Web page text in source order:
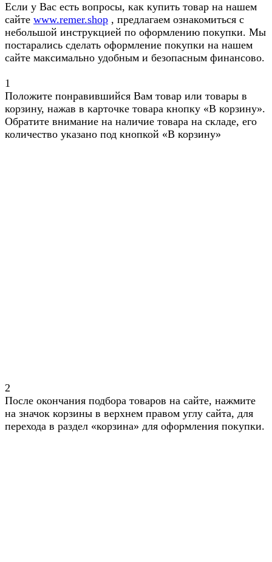
Если у Вас есть вопросы, как купить товар на нашем
сайте www.remer.shop , предлагаем ознакомиться с
небольшой инструкцией по оформлению покупки. Мы
постарались сделать оформление покупки на нашем
сайте максимально удобным и безопасным финансово.
1
Положите понравившийся Вам товар или товары в
корзину, нажав в карточке товара кнопку «В корзину».
Обратите внимание на наличие товара на складе, его
количество указано под кнопкой «В корзину»
2
После окончания подбора товаров на сайте, нажмите
на значок корзины в верхнем правом углу сайта, для
перехода в раздел «корзина» для оформления покупки.